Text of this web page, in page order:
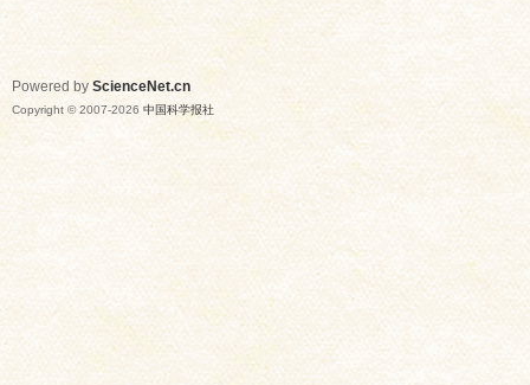
Powered by ScienceNet.cn
Copyright © 2007-2026 中国科学报社